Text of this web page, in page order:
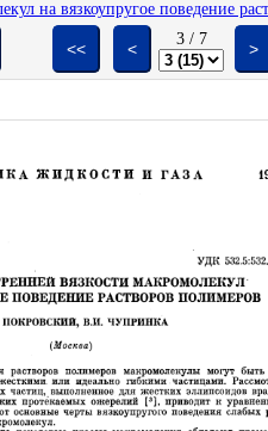
на вязкоупругое
<< <
3/ 7
>